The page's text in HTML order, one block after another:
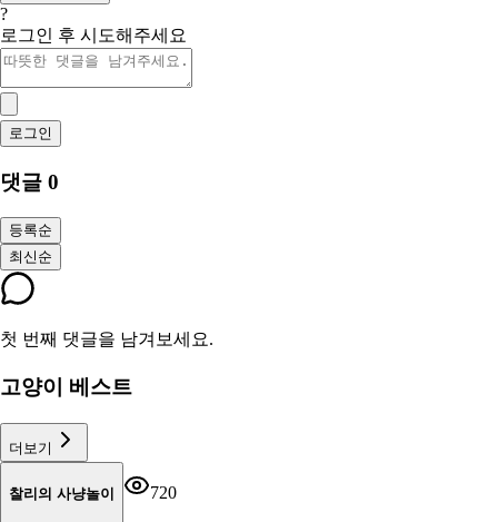
?
로그인 후 시도해주세요
로그인
댓글 0
등록순
최신순
첫 번째 댓글을 남겨보세요.
고양이 베스트
더보기
찰리의 사냥놀이 720